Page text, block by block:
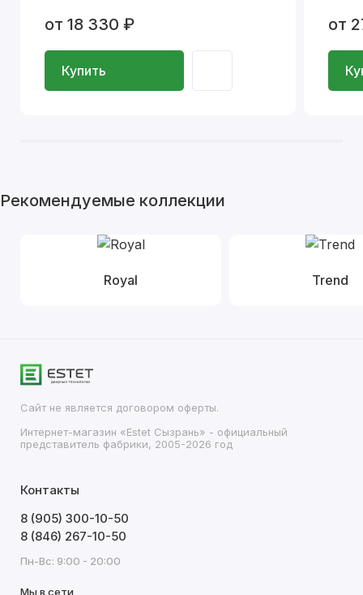
от 18 330 ₽
Купить
от
Рекомендуемые коллекции
Royal Trend
Сайт не является договором оферты.
Интернет-магазин «Estet Сызрань» - официальный
представитель фабрики, 2005-2026 год
Контакты
8 (905) 300-10-50
8 (846) 267-10-50
Пн-Вс: 9:00 - 20:00
Мы в сети